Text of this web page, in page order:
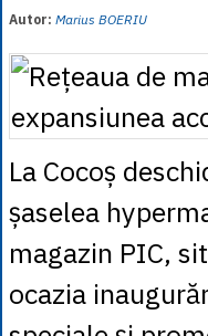
Autor: Marius BOERIU
La Cocoș
șaselea
magazin PIC,
ocazia